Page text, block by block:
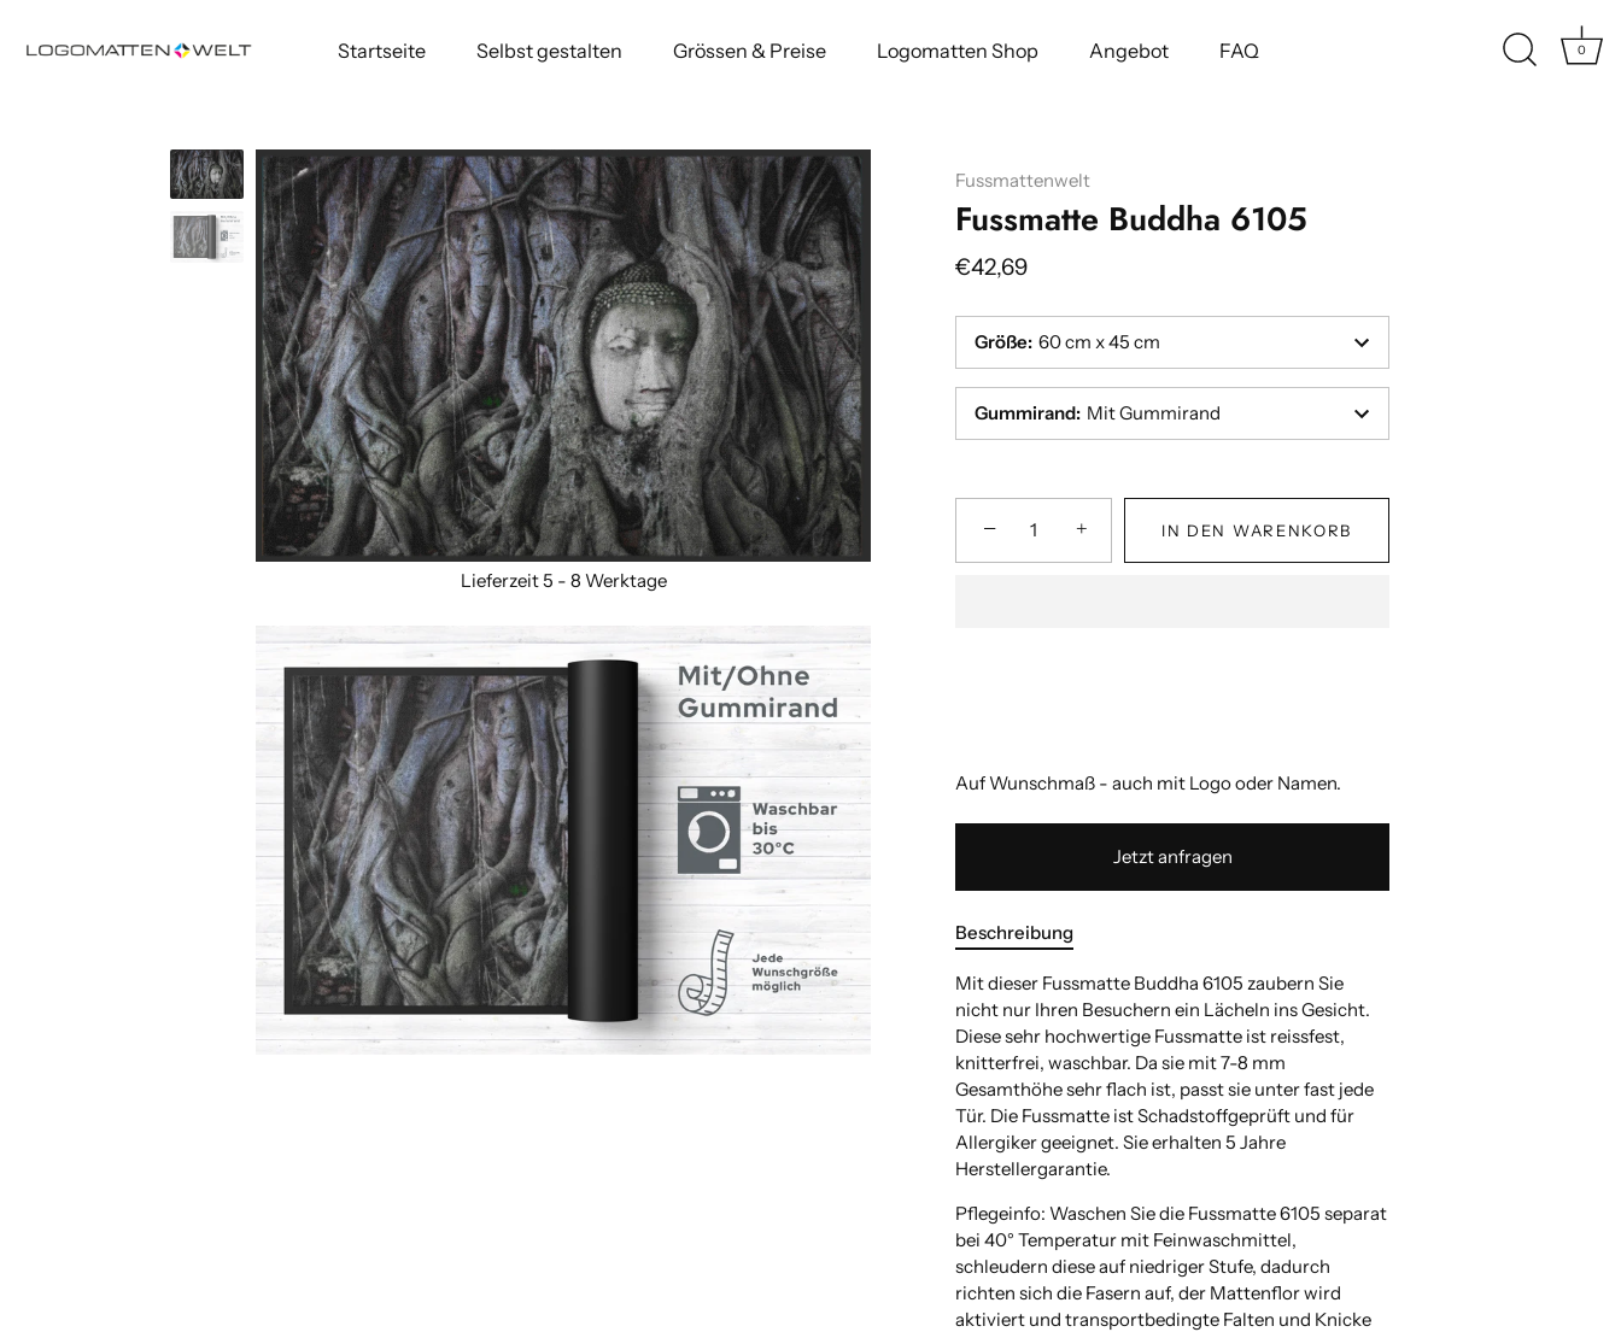
Startseite Selbst gestalten Grössen & Preise Logomatten Shop Angebot FAQ 0
Fussmattenwelt
Fussmatte Buddha 6105
€42,69
Größe: 60 cm x 45 cm
Gummirand: Mit Gummirand
− + IN DEN WARENKORB
Auf Wunschmaß - auch mit Logo oder Namen.
Jetzt anfragen
Beschreibung
Mit dieser Fussmatte Buddha 6105 zaubern Sie
nicht nur Ihren Besuchern ein Lächeln ins Gesicht.
Diese sehr hochwertige Fussmatte ist reissfest,
knitterfrei, waschbar. Da sie mit 7-8 mm
Gesamthöhe sehr flach ist, passt sie unter fast jede
Tür. Die Fussmatte ist Schadstoffgeprüft und für
Allergiker geeignet. Sie erhalten 5 Jahre
Herstellergarantie.
Pflegeinfo: Waschen Sie die Fussmatte 6105 separat
bei 40° Temperatur mit Feinwaschmittel,
schleudern diese auf niedriger Stufe, dadurch
richten sich die Fasern auf, der Mattenflor wird
aktiviert und transportbedingte Falten und Knicke